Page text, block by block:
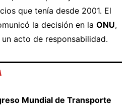
que tenía desde 2001. El
la decisión en la ONU,
acto de responsabilidad.
Mundial de Transporte